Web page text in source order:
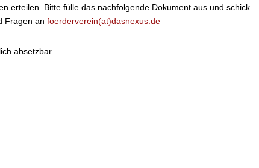
erteilen. Bitte fülle das nachfolgende Dokument aus und schick
Fragen an foerderverein(at)dasnexus.de
absetzbar.